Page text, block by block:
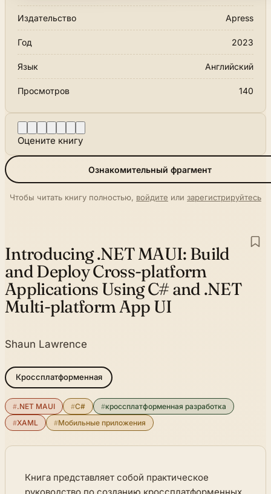
Издательство Apress
Год 2023
Язык Английский
Просмотров 140
Оцените книгу
Ознакомительный фрагмент
Чтобы читать книгу полностью, войдите или зарегистрируйтесь
Introducing .NET MAUI: Build
and Deploy Cross-platform
Applications Using C# and .NET
Multi-platform App UI
Shaun Lawrence
Кроссплатформенная
#.NET MAUI #C# #кроссплатформенная разработка
#XAML #Мобильные приложения
Книга представляет собой практическое